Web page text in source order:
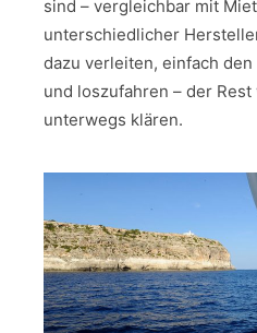
sind – vergleichbar mit
unterschiedlicher
dazu verleiten, einfach
und loszufahren – der
unterwegs klären.